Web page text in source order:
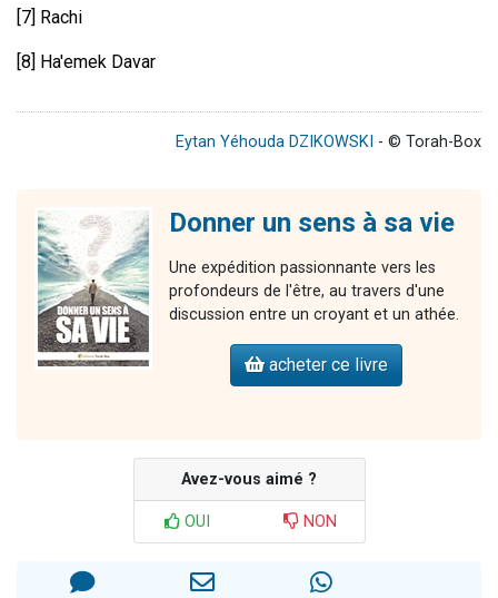
[7] Rachi
[8] Ha'emek Davar
Eytan Yéhouda DZIKOWSKI - © Torah-Box
Donner un sens à sa vie
Une expédition passionnante vers les
profondeurs de l'être, au travers d'une
discussion entre un croyant et un athée.
acheter ce livre
Avez-vous aimé ?
OUI NON